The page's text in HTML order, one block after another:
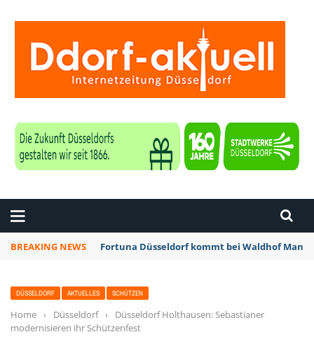
BREAKING NEWS Fortuna Düsseldorf kommt bei Waldhof
DÜSSELDORF AKTUELLES SCHÜTZEN
Home › Düsseldorf ›
Düsseldorf Holthausen: Sebastianer
modernisieren ihr Schützenfest